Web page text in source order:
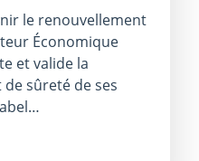
le renouvellement
Économique
et valide la
sûreté de ses